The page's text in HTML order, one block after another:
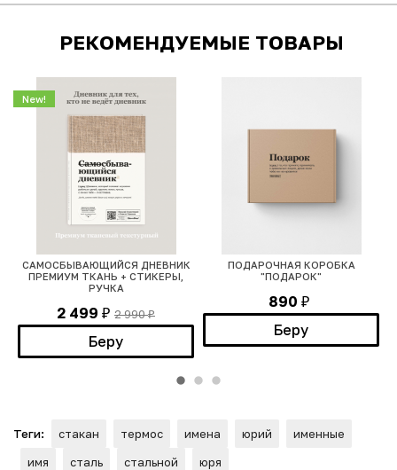
РЕКОМЕНДУЕМЫЕ ТОВАРЫ
САМОСБЫВАЮЩИЙСЯ ДНЕВНИК
ПРЕМИУМ ТКАНЬ + СТИКЕРЫ,
РУЧКА
2 499 ₽ 2 990₽
Беру
New!
ПОДАРОЧНАЯ КОРОБКА
"ПОДАРОК"
890 ₽
Беру
Теги: стакан термос имена юрий
именные
имя
сталь стальной юря